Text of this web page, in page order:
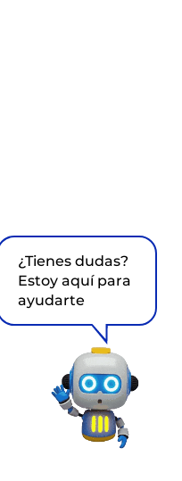
¿Tienes dudas?
Estoy aquí para
ayudarte